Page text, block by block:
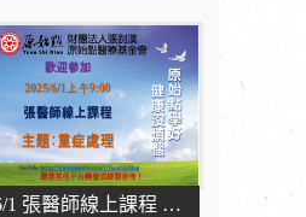
2025/6/1 張醫師線上課程 主題